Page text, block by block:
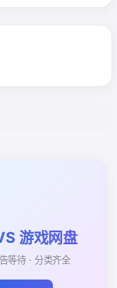
游戏网盘
等待 · 分类齐全